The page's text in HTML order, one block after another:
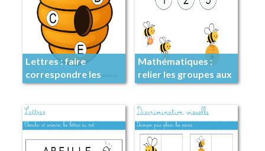
Lettres : faire
correspondre les
lettres
Mathématiques :
relier les groupes aux
nombres